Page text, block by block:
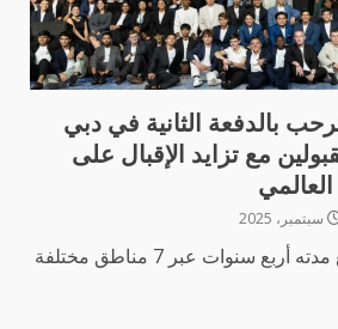
بالدفعة الثانية في دبي
مع تزايد الإقبال على
يمتد البرنامج الذي تبلغ مدته أربع سنوات عبر 7 مناطق مختلفة